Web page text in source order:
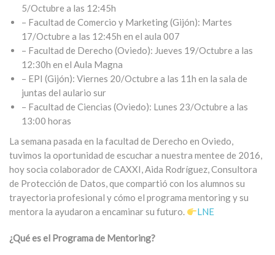
5/Octubre a las 12:45h
– Facultad de Comercio y Marketing (Gijón): Martes
17/Octubre a las 12:45h en el aula 007
– Facultad de Derecho (Oviedo): Jueves 19/Octubre a las
12:30h en el Aula Magna
– EPI (Gijón): Viernes 20/Octubre a las 11h en la sala de
juntas del aulario sur
– Facultad de Ciencias (Oviedo): Lunes 23/Octubre a las
13:00 horas
La semana pasada en la facultad de Derecho en Oviedo,
tuvimos la oportunidad de escuchar a nuestra mentee de 2016,
hoy socia colaborador de CAXXI, Aida Rodríguez, Consultora
de Protección de Datos, que compartió con los alumnos su
trayectoria profesional y cómo el programa mentoring y su
mentora la ayudaron a encaminar su futuro.
LNE
¿Qué es el Programa de Mentoring?